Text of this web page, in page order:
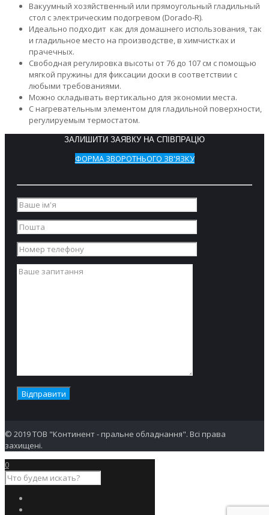
Вакуумный хозяйственный или прямоугольный гладильный
стол с электрическим подогревом (Dorado-R).
Идеально подходит как для домашнего использования, так
и гладильное место на производстве, в химчистках и
прачечных.
Свободная регулировка высоты от 76 до 107 см с помощью
мягкой пружины для фиксации доски в соответствии с
любыми требованиями.
Можно складывать вертикально для экономии места.
С нагревательным элементом для гладильной поверхности,
регулируемым термостатом.
ЗАЛИШИТИ ЗАЯВКУ НА СПІВПРАЦЮ
ФОРМА ЗВОРОТНЬОГО ЗВ'ЯЗКУ
© 2019 ТОВ "Континент - пральне обладнання". Всі права
захищені.
0